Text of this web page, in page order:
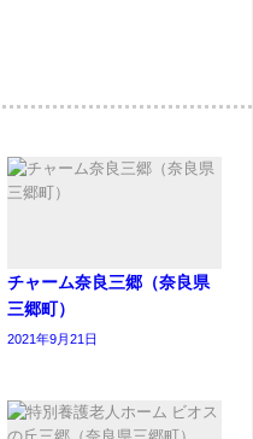
チャーム奈良三郷（奈良県
三郷町）
2021年9月21日